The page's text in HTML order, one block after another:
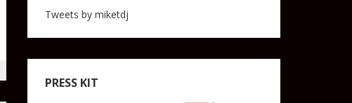
Tweets by miketdj
PRESS KIT